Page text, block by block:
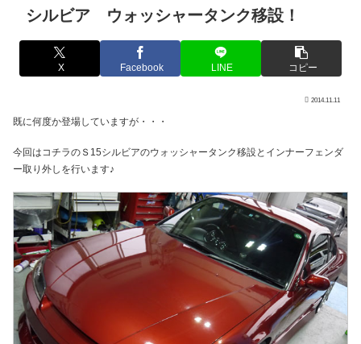
シルビア ウォッシャータンク移設！
X Facebook LINE コピー
2014.11.11
既に何度か登場していますが・・・
今回はコチラのＳ15シルビアのウォッシャータンク移設とインナーフェンダ
ー取り外しを行います♪